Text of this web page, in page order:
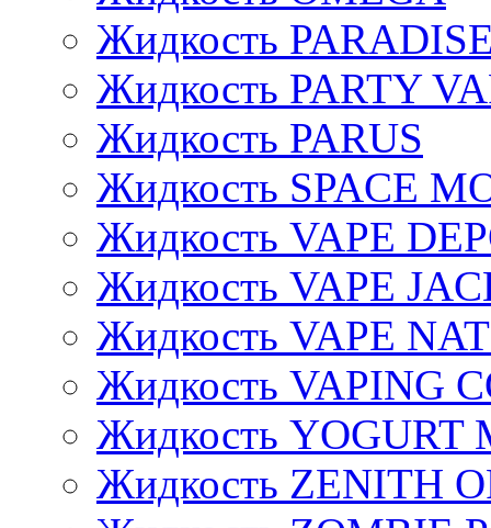
Жидкость
Жидкость PARTY
Жидкость PARUS
Жидкость SPACE
Жидкость VAPE
Жидкость VAPE
Жидкость VAPE
Жидкость VAPING
Жидкость YOGURT
Жидкость ZENITH